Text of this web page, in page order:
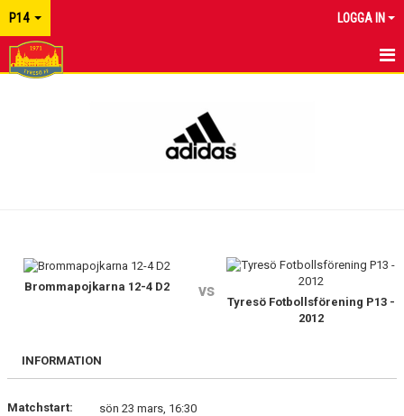
P14 LOGGA IN
BILDGALLERI
KONTAKT
Brommapojkarna 12-4 D2 vs
Tyresö Fotbollsförening P13 -
2012
INFORMATION
Matchstart:
sön 23 mars, 16:30